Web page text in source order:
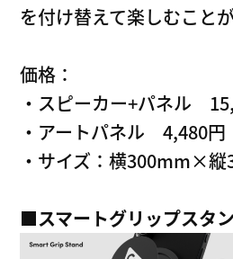
を付け替えて楽しむことが
価格：
・スピーカー+パネル
・アートパネル 4,480円
・サイズ：横300mm×
■スマートグリップスタ